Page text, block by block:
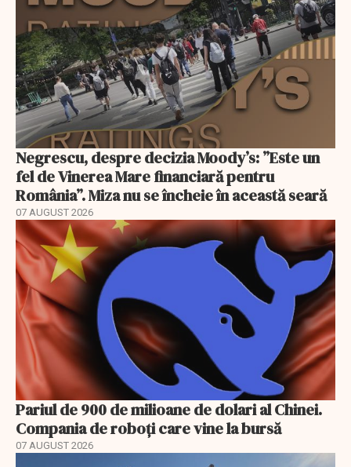
Negrescu, despre decizia Moody’s: ”Este un
fel de Vinerea Mare financiară pentru
România”. Miza nu se încheie în această seară
07 AUGUST 2026
Pariul de 900 de milioane de dolari al Chinei.
Compania de roboți care vine la bursă
07 AUGUST 2026